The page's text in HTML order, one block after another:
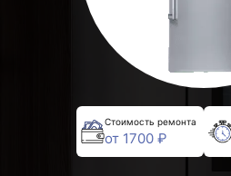
Стоимость ремонта
от 1700 ₽